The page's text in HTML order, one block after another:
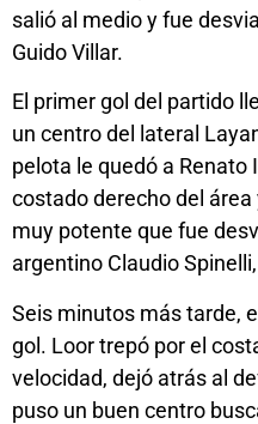
salió al medio y fue
Guido Villar.
El primer gol del partido
un centro del lateral
pelota le quedó a Renato
costado derecho del
muy potente que fue
argentino Claudio
Seis minutos más tarde,
gol. Loor trepó por el
velocidad, dejó atrás al
puso un buen centro